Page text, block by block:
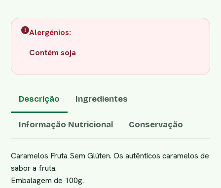
Alergénios:
Contém soja
Descrição Ingredientes
Informação Nutricional Conservação
Caramelos Fruta Sem Glúten. Os autênticos caramelos de
sabor a fruta.
Embalagem de 100g.